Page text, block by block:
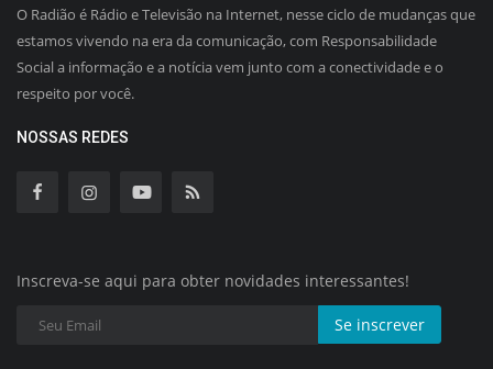
O Radião é Rádio e Televisão na Internet, nesse ciclo de mudanças que
estamos vivendo na era da comunicação, com Responsabilidade
Social a informação e a notícia vem junto com a conectividade e o
respeito por você.
NOSSAS REDES
Inscreva-se aqui para obter novidades interessantes!
Se inscrever